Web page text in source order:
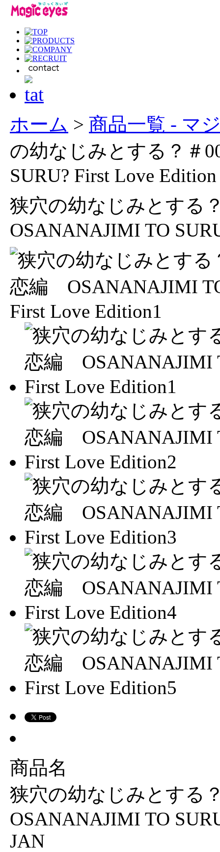
ホーム > 商品一覧 - マ
の幼なじみとする？＃
SURU? First Love Edition
狭穴の幼なじみとす
OSANANAJIMI TO
商品名
狭穴の幼なじみとす
OSANANAJIMI TO
JAN